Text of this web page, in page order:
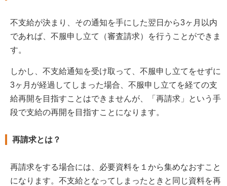
不支給が決まり、その通知を手にした翌日から3ヶ月以内
であれば、不服申し立て（審査請求）を行うことができま
す。
しかし、不支給通知を受け取って、不服申し立てをせずに
3ヶ月が経過してしまった場合、不服申し立てを経ての支
給再開を目指すことはできませんが、「再請求」という手
段で支給の再開を目指すことになります。
再請求とは？
再請求をする場合には、必要資料を１から集めなおすこと
になります。不支給となってしまったときと同じ資料を再